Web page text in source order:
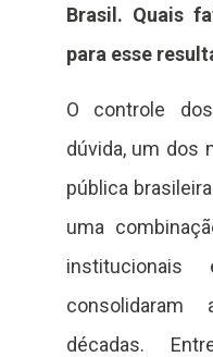
Brasil. Quais
para esse
O controle
dúvida, um dos
pública
uma
décadas.